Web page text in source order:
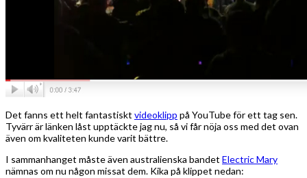
Det fanns ett helt fantastiskt videoklipp på YouTube för ett tag sen.
Tyvärr är länken låst upptäckte jag nu, så vi får nöja oss med det ovan
även om kvaliteten kunde varit bättre.
I sammanhanget måste även australienska bandet Electric Mary
nämnas om nu någon missat dem. Kika på klippet nedan: